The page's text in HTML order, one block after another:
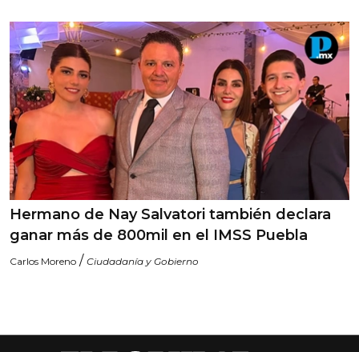
Hermano de Nay Salvatori también declara
ganar más de 800mil en el IMSS Puebla
Carlos Moreno / Ciudadanía y Gobierno